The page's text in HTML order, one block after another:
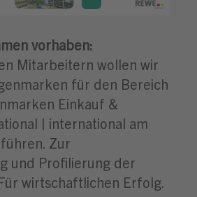
vorhaben:
Mitarbeitern wollen wir
für den Bereich
Einkauf &
| international am
Zur
und Profilierung der
wirtschaftlichen Erfolg.